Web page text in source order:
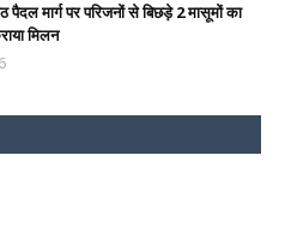
पैदल मार्ग पर परिजनों से बिछड़े 2 मासूमों का
मिलन